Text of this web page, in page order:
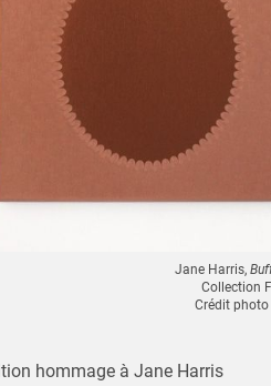
Jane Harris,
Collection
Crédit photo
hommage à Jane Harris